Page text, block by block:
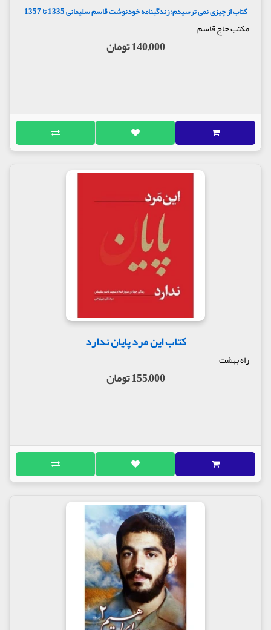
کتاب از چیزی نمی ترسیدم: زندگینامه خودنوشت قاسم سلیمانی 1335 تا 1357
مکتب حاج قاسم
140,000 تومان
کتاب این مرد پایان ندارد
راه بهشت
155,000 تومان